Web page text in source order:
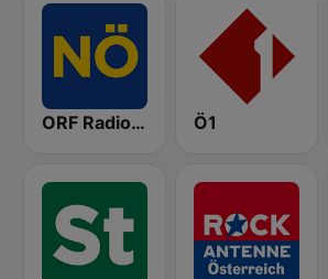
ORF Radio Niederösterreich Ö1